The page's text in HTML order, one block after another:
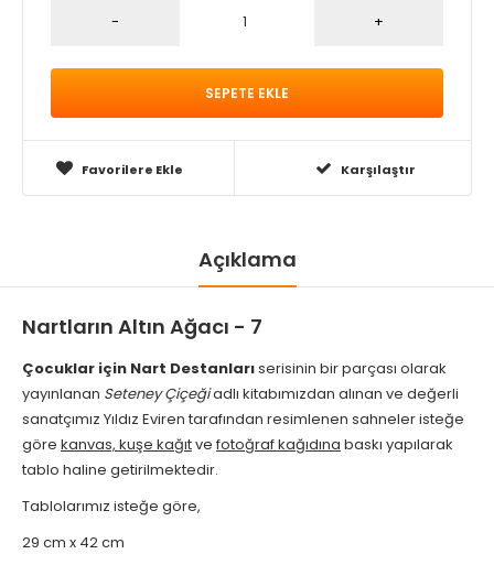
Favorilere Ekle Karşılaştır
Açıklama
Nartların Altın Ağacı - 7
Çocuklar için Nart Destanlarıserisinin bir parçası olarak
yayınlanan Seteney Çiçeğiadlı kitabımızdan alınan ve değerli
sanatçımız Yıldız Eviren tarafından resimlenen sahneler isteğe
göre kanvas, kuşe kağıtve fotoğraf kağıdına baskı yapılarak
tablo haline getirilmektedir.
Tablolarımız isteğe göre,
29 cm x 42 cm